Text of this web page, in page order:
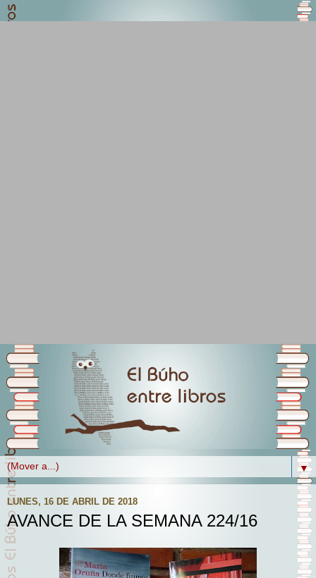
▼
LUNES, 16 DE ABRIL DE 2018
AVANCE DE LA SEMANA 224/16